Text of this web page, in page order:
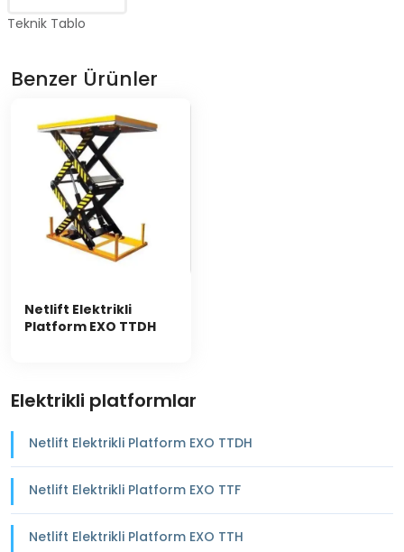
Teknik Tablo
Benzer Ürünler
Netlift Elektrikli
Platform EXO TTDH
Elektrikli platformlar
Netlift Elektrikli Platform EXO TTDH
Netlift Elektrikli Platform EXO TTF
Netlift Elektrikli Platform EXO TTH